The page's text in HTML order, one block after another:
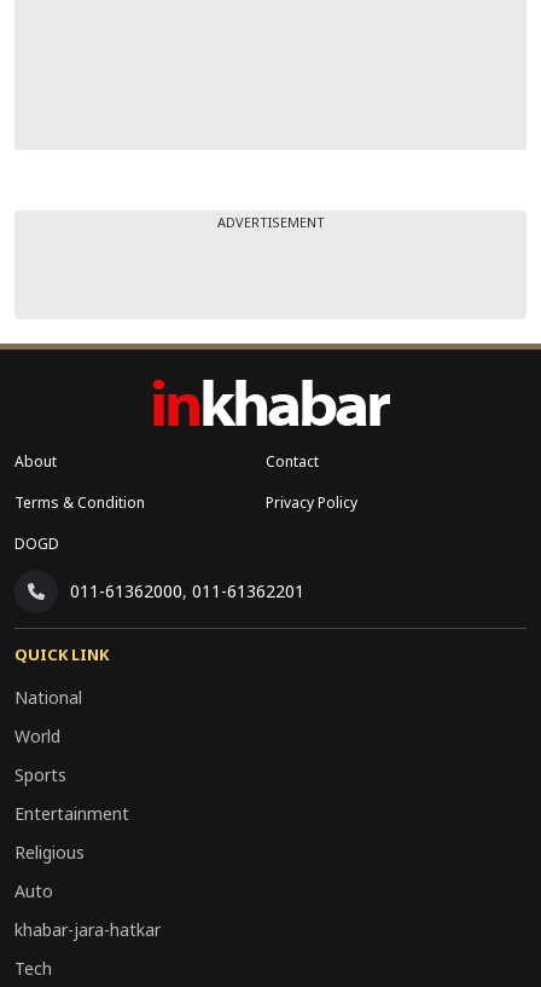
ADVERTISEMENT
About
Contact
Terms & Condition
Privacy Policy
DOGD
011-61362000, 011-61362201
QUICK LINK
National
World
Sports
Entertainment
Religious
Auto
khabar-jara-hatkar
Tech